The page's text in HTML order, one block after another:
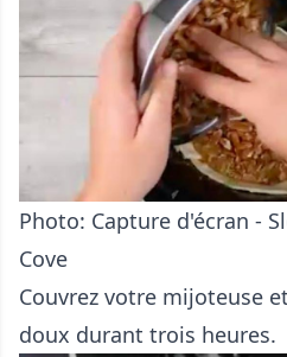
Photo: Capture d'écran -
Cove
Couvrez votre mijoteuse
doux durant trois heures.